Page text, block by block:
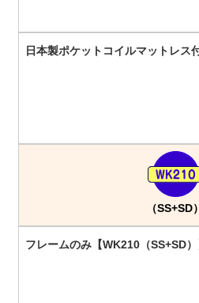
（SS+SD）